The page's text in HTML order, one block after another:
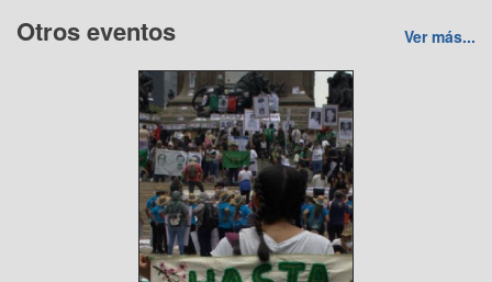
Otros eventos Ver más...